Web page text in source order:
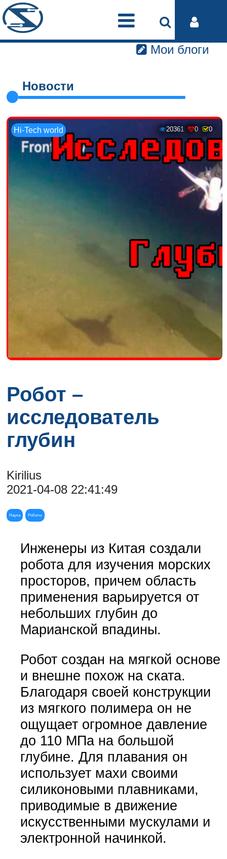
Мои блоги
Новости
Hi-Tech world 20361 0 0
Робот –
исследователь
глубин
Kirilius
2021-04-08 22:41:49
Наука Роботы
Инженеры из Китая создали
робота для изучения морских
просторов, причем область
применения варьируется от
небольших глубин до
Марианской впадины.
Робот создан на мягкой основе
и внешне похож на ската.
Благодаря своей конструкции
из мягкого полимера он не
ощущает огромное давление
до 110 МПа на большой
глубине. Для плавания он
использует махи своими
силиконовыми плавниками,
приводимые в движение
искусственными мускулами и
электронной начинкой.